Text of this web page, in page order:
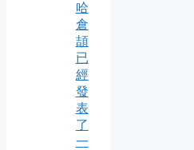
哈
倉
頡
已
經
發
表
了
一